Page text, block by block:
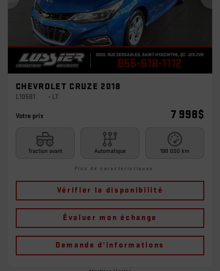
Précédent
CHEVROLET CRUZE 2018
L10581 – LT
Votre prix 7 998$
Traction avant Automatique 198 000 km
Plus de caractéristiques
Vérifier la disponibilité
Évaluer mon échange
Demande d'informations